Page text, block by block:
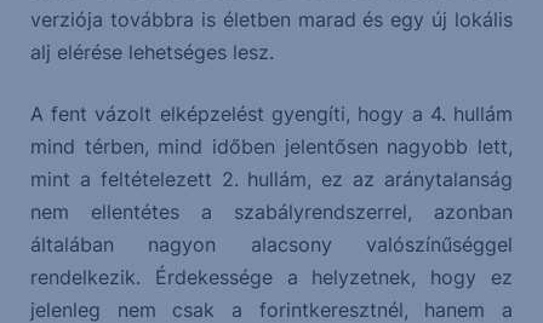
verziója továbbra is életben marad és egy új lokális
alj elérése lehetséges lesz.
A fent vázolt elképzelést gyengíti, hogy a 4. hullám
mind térben, mind időben jelentősen nagyobb lett,
mint a feltételezett 2. hullám, ez az aránytalanság
nem ellentétes a szabályrendszerrel, azonban
általában nagyon alacsony valószínűséggel
rendelkezik. Érdekessége a helyzetnek, hogy ez
jelenleg nem csak a forintkeresztnél, hanem a